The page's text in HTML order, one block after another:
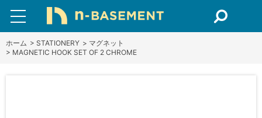
ホーム > STATIONERY > マグネット
> MAGNETIC HOOK SET OF 2 CHROME